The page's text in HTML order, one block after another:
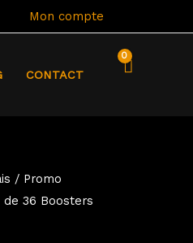
Mon compte
CONTACT
/ Promo
36 Boosters